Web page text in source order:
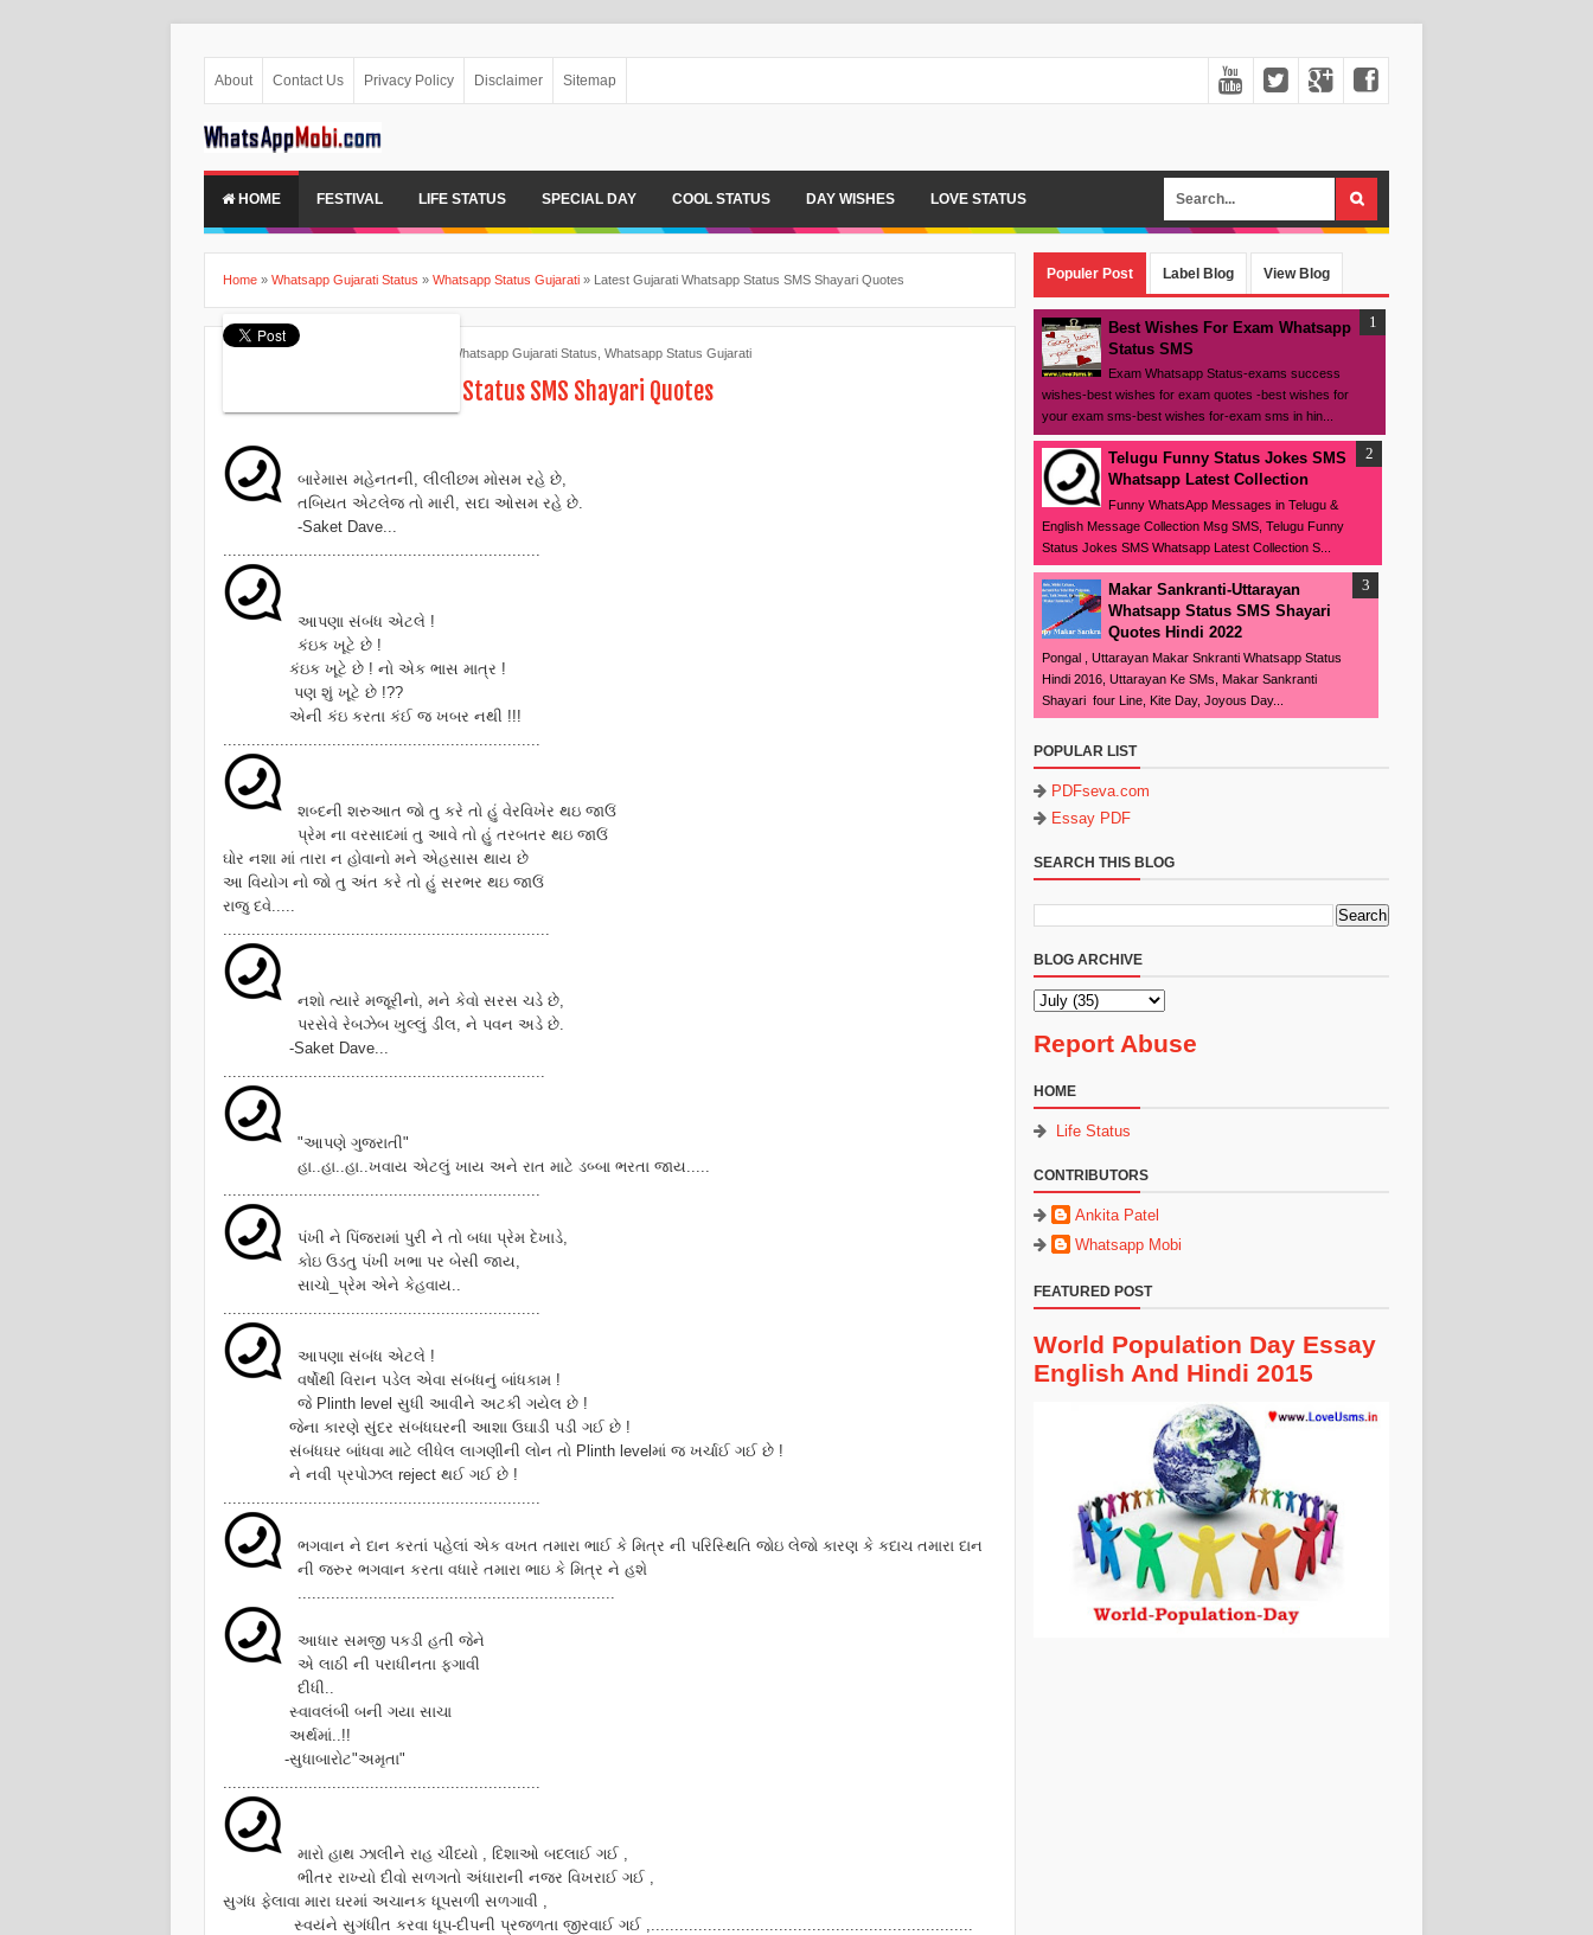
About Contact Us Privacy Policy Disclaimer Sitemap
HOME FESTIVAL LIFE STATUS SPECIAL DAY COOL STATUS DAY WISHES LOVE STATUS
Home » Whatsapp Gujarati Status » Whatsapp Status Gujarati » Latest Gujarati Whatsapp Status SMS Shayari Quotes
Whatsapp Gujarati Status Whatsapp Status Gujarati
Latest Gujarati Whatsapp Status SMS Shayari Quotes
બારેમાસ મહેનતની, લીલીછમ મોસમ રહે છે,
તબિયત એટલેજ તો મારી, સદા ઓસમ રહે છે.
-Saket Dave...
...................................................................
આપણા સંબંધ એટલે !
કંઇક ખૂટે છે !
કંઇક ખૂટે છે ! નો એક ભાસ માત્ર !
પણ શું ખૂટે છે !??
એની કંઇ કરતા કંઈ જ ખબર નથી !!!
...................................................................
શબ્દની શરુઆત જો તુ કરે તો હું વેરવિખેર થઇ જાઉં
પ્રેમ ના વરસાદમાં તુ આવે તો હું તરબતર થઇ જાઉં
ઘોર નશા માં તારા ન હોવાનો મને એહસાસ થાય છે
આ વિયોગ નો જો તુ અંત કરે તો હું સરભર થઇ જાઉં
રાજુ દવે.....
.....................................................................
નશો ત્યારે મજૂરીનો, મને કેવો સરસ ચડે છે,
પરસેવે રેબઝેબ ખુલ્લું ડીલ, ને પવન અડે છે.
-Saket Dave...
....................................................................
"આપણે ગુજરાતી"
હા..હા..હા..ખવાય એટલું ખાય અને રાત માટે ડબ્બા ભરતા જાય.....
...................................................................
પંખી ને પિંજરામાં પુરી ને તો બધા પ્રેમ દેખાડે,
કોઇ ઉડતુ પંખી ખભા પર બેસી જાય,
સાચો_પ્રેમ એને કેહવાય..
...................................................................
આપણા સંબંધ એટલે !
વર્ષોથી વિરાન પડેલ એવા સંબંધનું બાંધકામ !
જે Plinth level સુધી આવીને અટકી ગયેલ છે !
જેના કારણે સુંદર સંબંધઘરની આશા ઉઘાડી પડી ગઈ છે !
સંબંધઘર બાંધવા માટે લીધેલ લાગણીની લોન તો Plinth levelમાં જ ખર્ચાઈ ગઈ છે !
ને નવી પ્રપોઝલ reject થઈ ગઈ છે !
...................................................................
ભગવાન ને દાન કરતાં પહેલાં એક વખત તમારા ભાઈ કે મિત્ર ની પરિસ્થિતિ જોઇ લેજો કારણ કે કદાચ તમારા દાન
ની જરુર ભગવાન કરતા વધારે તમારા ભાઇ કે મિત્ર ને હશે
...................................................................
આધાર સમજી પકડી હતી જેને
એ લાઠી ની પરાધીનતા ફગાવી
દીધી..
સ્વાવલંબી બની ગયા સાચા
અર્થમાં..!!
-સુધાબારોટ"અમૃતા"
...................................................................
મારો હાથ ઝાલીને રાહ ચીંધ્યો , દિશાઓ બદલાઈ ગઈ ,
ભીતર રાખ્યો દીવો સળગતો અંધારાની નજર વિખરાઈ ગઈ ,
સુગંધ ફેલાવા મારા ઘરમાં અચાનક ધૂપસળી સળગાવી ,
સ્વયંને સુગંધીત કરવા ધૂપ-દીપની પ્રજળતા જીરવાઈ ગઈ ,....................................................................
Populer Post Label Blog View Blog
Best Wishes For Exam Whatsapp
Status SMS
Exam Whatsapp Status-exams success
wishes-best wishes for exam quotes -best wishes for
your exam sms-best wishes for-exam sms in hin...
Telugu Funny Status Jokes SMS
Whatsapp Latest Collection
Funny WhatsApp Messages in Telugu &
English Message Collection Msg SMS, Telugu Funny
Status Jokes SMS Whatsapp Latest Collection S...
Makar Sankranti-Uttarayan
Whatsapp Status SMS Shayari
Quotes Hindi 2022
Pongal , Uttarayan Makar Snkranti Whatsapp Status
Hindi 2016, Uttarayan Ke SMs, Makar Sankranti
Shayari four Line, Kite Day, Joyous Day...
POPULAR LIST
PDFseva.com
Essay PDF
SEARCH THIS BLOG
BLOG ARCHIVE
Report Abuse
HOME
Life Status
CONTRIBUTORS
Ankita Patel
Whatsapp Mobi
FEATURED POST
World Population Day Essay
English And Hindi 2015